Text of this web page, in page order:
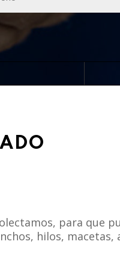
para que
hilos, macetas,